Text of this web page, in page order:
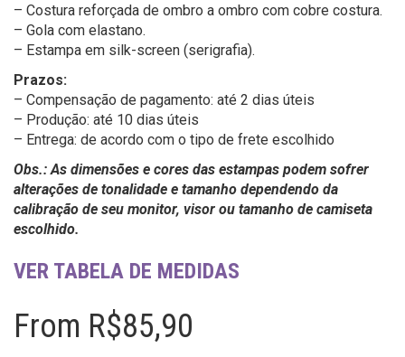
– Costura reforçada de ombro a ombro com cobre costura.
– Gola com elastano.
– Estampa em silk-screen (serigrafia).
Prazos:
– Compensação de pagamento: até 2 dias úteis
– Produção: até 10 dias úteis
– Entrega: de acordo com o tipo de frete escolhido
Obs.: As dimensões e cores das estampas podem sofrer
alterações de tonalidade e tamanho dependendo da
calibração de seu monitor, visor ou tamanho de camiseta
escolhido.
VER TABELA DE MEDIDAS
From R$85,90